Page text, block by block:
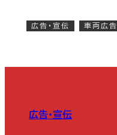
広告・宣伝 車両広告
広告・宣伝